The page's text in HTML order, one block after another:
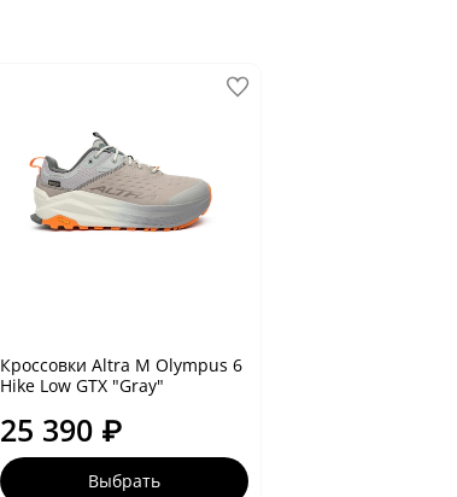
Кроссовки Altra M Olympus 6
Hike Low GTX "Gray"
25 390 ₽
Выбрать